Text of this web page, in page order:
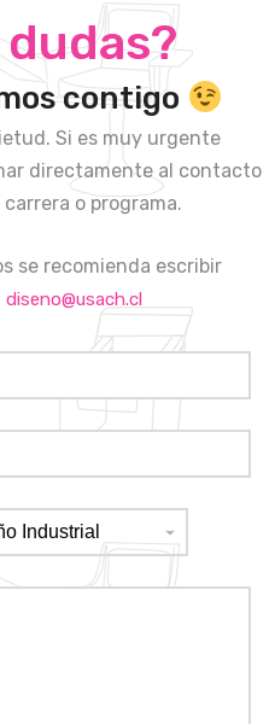
contigo
Si es muy urgente
directamente al contacto
o programa.
se recomienda escribir
diseno@usach.cl